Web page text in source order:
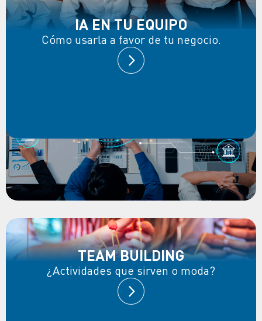
IA EN TU EQUIPO
Cómo usarla a favor de tu negocio.
TEAM BUILDING
¿Actividades que sirven o moda?